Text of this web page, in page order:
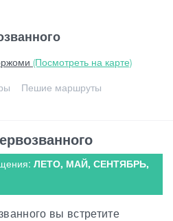
Пешие маршруты
(Посмотреть на карте)
ЛЕТО, МАЙ, СЕНТЯБРЬ,
вы встретите